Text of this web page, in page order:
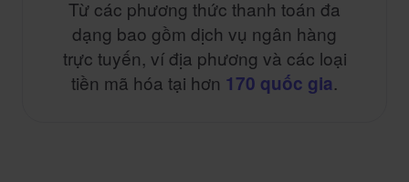
Từ các phương thức thanh toán đa
dạng bao gồm dịch vụ ngân hàng
trực tuyến, ví địa phương và các loại
tiền mã hóa tại hơn 170 quốc gia.